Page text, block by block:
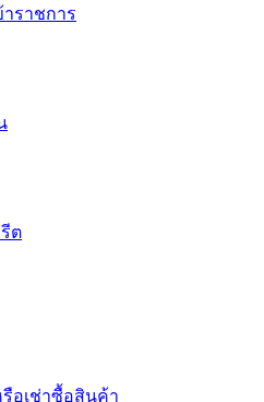
ราชการ
ต
อเช่าซื้อสินค้า